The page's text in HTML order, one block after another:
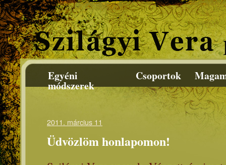
Egyéni
módszerek
Csoportok
2011. március 11
Üdvözlöm honlapomon!